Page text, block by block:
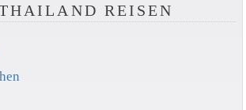
REISEN